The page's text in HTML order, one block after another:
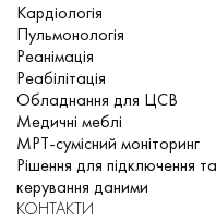
Використання
автоматичного аналізу
Інтеграція з медичними
зберігання та передачі
Такі апарати значно
дозволяючи проводити
Кардіологія
Пульмонологія
Реанімація
Реабілітація
Обладнання для ЦСВ
Медичні меблі
МРТ-сумісний моніторинг
Рішення для підключення та
керування даними
КОНТАКТИ